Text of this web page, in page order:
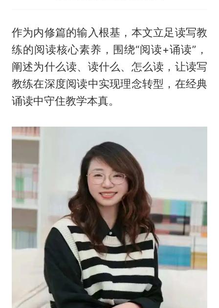
作为内修篇的输入根基，本文立足读写教
练的阅读核心素养，围绕“阅读+诵读”，
阐述为什么读、读什么、怎么读，让读写
教练在深度阅读中实现理念转型，在经典
诵读中守住教学本真。